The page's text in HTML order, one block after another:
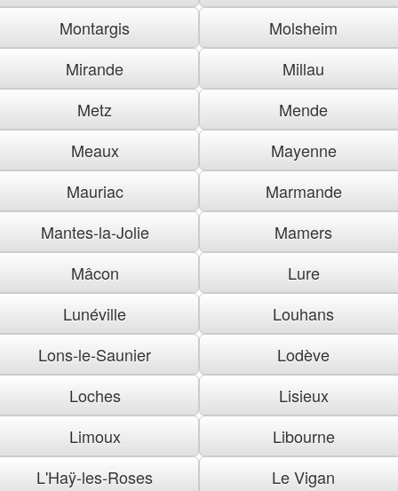
Montargis
Molsheim
Mirande
Millau
Metz
Mende
Meaux
Mayenne
Mauriac
Marmande
Mantes-la-Jolie
Mamers
Mâcon
Lure
Lunéville
Louhans
Lons-le-Saunier
Lodève
Loches
Lisieux
Limoux
Libourne
L'Haÿ-les-Roses
Le Vigan